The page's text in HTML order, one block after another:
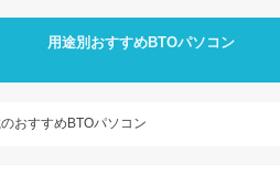
用途別おすすめBTOパソコン
おすすめBTOパソコン